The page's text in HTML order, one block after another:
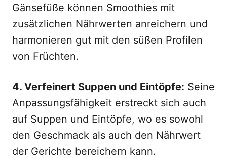
Gänsefüße können Smoothies mit
zusätzlichen Nährwerten anreichern und
harmonieren gut mit den süßen Profilen
von Früchten.
4. Verfeinert Suppen und Eintöpfe: Seine
Anpassungsfähigkeit erstreckt sich auch
auf Suppen und Eintöpfe, wo es sowohl
den Geschmack als auch den Nährwert
der Gerichte bereichern kann.